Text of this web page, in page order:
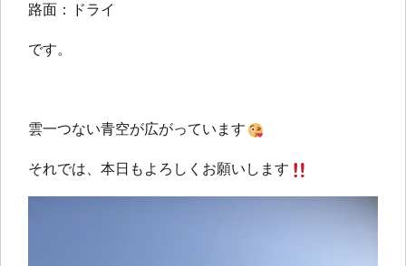
路面：ドライ
です。
雲一つない青空が広がっています
それでは、本日もよろしくお願いします